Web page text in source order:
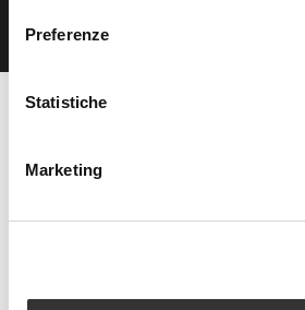
Preferenze
Statistiche
Marketing
Parma | Italy